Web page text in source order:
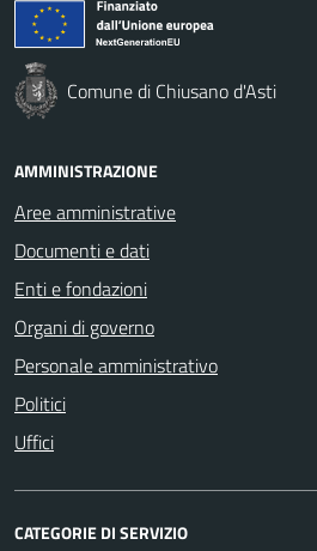
Comune di Chiusano d'Asti
AMMINISTRAZIONE
Aree amministrative
Documenti e dati
Enti e fondazioni
Organi di governo
Personale amministrativo
Politici
Uffici
CATEGORIE DI SERVIZIO